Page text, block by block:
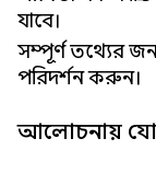
যাবে।
সম্পূর্ণ তথ্যের
পরিদর্শন করুন।
আলোচনায়